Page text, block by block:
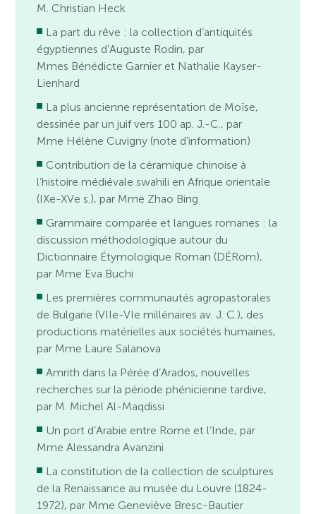
M. Christian Heck
La part du rêve : la collection d’antiquités
égyptiennes d’Auguste Rodin, par
Mmes Bénédicte Garnier et Nathalie Kayser-
Lienhard
La plus ancienne représentation de Moïse,
dessinée par un juif vers 100 ap. J.-C., par
Mme Hélène Cuvigny (note d’information)
Contribution de la céramique chinoise à
l’histoire médiévale swahili en Afrique orientale
(IXe-XVe s.), par Mme Zhao Bing
Grammaire comparée et langues romanes : la
discussion méthodologique autour du
Dictionnaire Étymologique Roman (DÉRom),
par Mme Eva Buchi
Les premières communautés agropastorales
de Bulgarie (VIIe-VIe millénaires av. J. C.), des
productions matérielles aux sociétés humaines,
par Mme Laure Salanova
Amrith dans la Pérée d’Arados, nouvelles
recherches sur la période phénicienne tardive,
par M. Michel Al-Maqdissi
Un port d’Arabie entre Rome et l’Inde, par
Mme Alessandra Avanzini
La constitution de la collection de sculptures
de la Renaissance au musée du Louvre (1824-
1972), par Mme Geneviève Bresc-Bautier